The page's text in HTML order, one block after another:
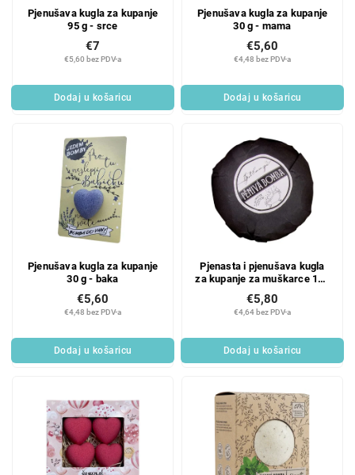
Pjenušava kugla za kupanje
95 g - srce
€5,60 bez PDV-a
€7
Dodaj u košaricu
Pjenušava kugla za kupanje
30 g - mama
€4,48 bez PDV-a
€5,60
Dodaj u košaricu
Pjenušava kugla za kupanje
30 g - baka
€4,48 bez PDV-a
€5,60
Dodaj u košaricu
Pjenasta i pjenušava kugla
za kupanje za muškarce 110
€4,64 bez PDV-a
€5,80
Dodaj u košaricu